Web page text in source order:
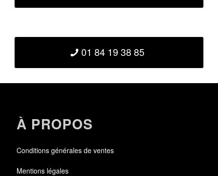
01 84 19 38 85
À PROPOS
Conditions générales de ventes
Mentions légales